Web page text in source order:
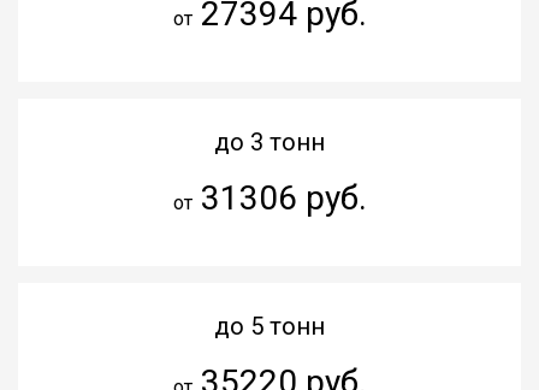
от27394 руб.
до 3 тонн
от31306 руб.
до 5 тонн
35220 руб.